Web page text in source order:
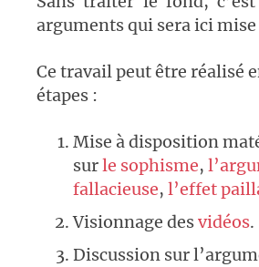
arguments qui sera ici
Ce travail peut être réalisé
étapes :
Mise à disposition
surle sophisme,
fallacieuse, l’effet
Visionnage desvidéos.
Discussion sur